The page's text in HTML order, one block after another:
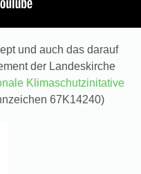
und auch das darauf
der Landeskirche
Klimaschutzinitative
67K14240)